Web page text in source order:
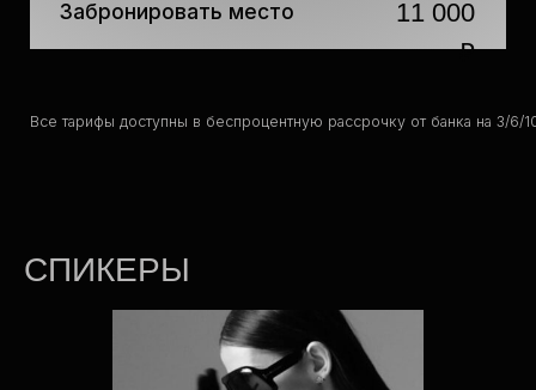
СПИКЕРЫ